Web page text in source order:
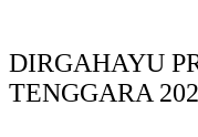
DIRGAHAYU
TENGGARA